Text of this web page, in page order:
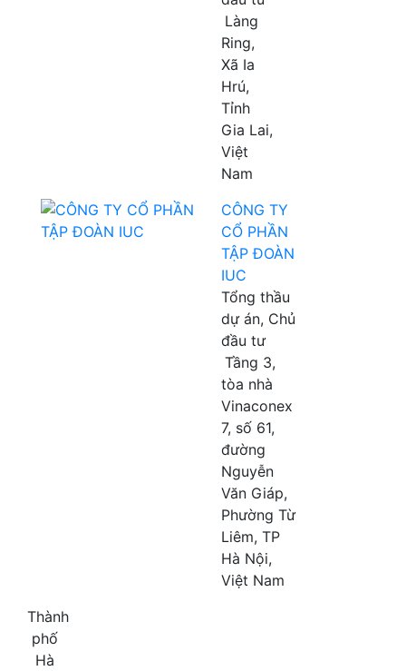
Làng
Ring,
Xã Ia
Hrú,
Tỉnh
Gia Lai,
Việt
Nam
CÔNG TY
CỔ PHẦN
TẬP ĐOÀN
IUC
Tổng thầu
dự án, Chủ
đầu tư
Tầng 3,
tòa nhà
Vinaconex
7, số 61,
đường
Nguyễn
Văn Giáp,
Phường Từ
Liêm, TP
Hà Nội,
Việt Nam
Thành
phố
Hà